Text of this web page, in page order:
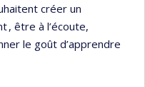
créer un
, être à l’écoute,
le goût d’apprendre